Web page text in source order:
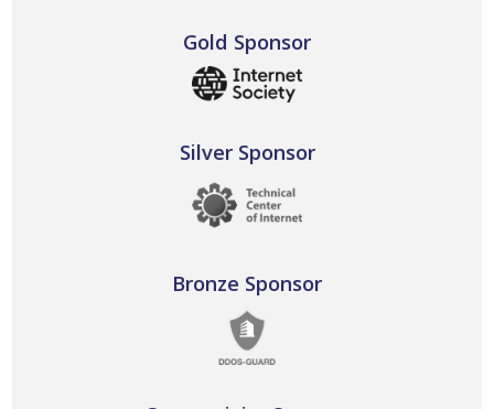
Gold Sponsor
Silver Sponsor
Bronze Sponsor